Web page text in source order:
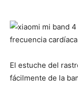
El estuche del
fácilmente de la